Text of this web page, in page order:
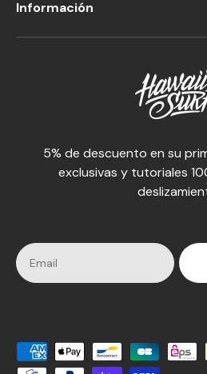
Información
5% de descuento en su
exclusivas y tutoriales
Medios de pago aceptados